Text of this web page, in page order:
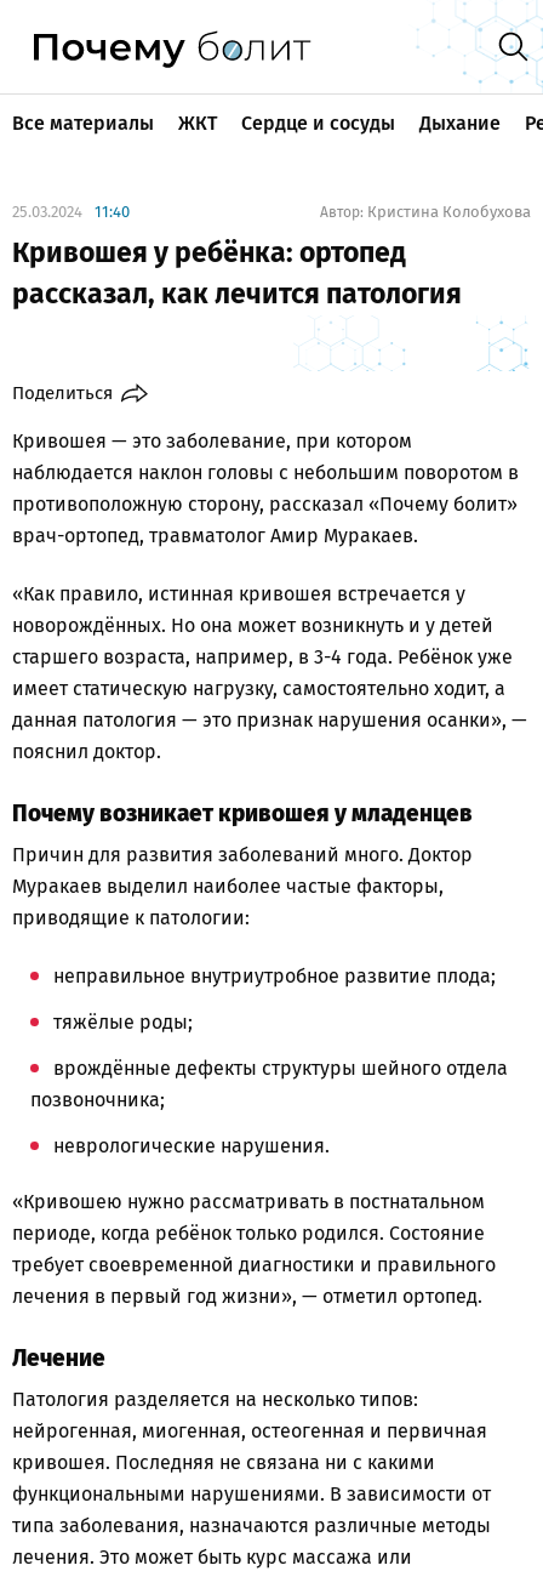
Все материалы ЖКТ Сердце и сосуды Дыхание
25.03.2024 11:40 Автор: Кристина Колобухова
Кривошея у ребёнка: ортопед
рассказал, как лечится патология
Поделиться
Кривошея — это заболевание, при котором
наблюдается наклон головы с небольшим поворотом в
противоположную сторону, рассказал «Почему болит»
врач-ортопед, травматолог Амир Муракаев.
«Как правило, истинная кривошея встречается у
новорождённых. Но она может возникнуть и у детей
старшего возраста, например, в 3-4 года. Ребёнок уже
имеет статическую нагрузку, самостоятельно ходит, а
данная патология — это признак нарушения осанки», —
пояснил доктор.
Почему возникает кривошея у младенцев
Причин для развития заболеваний много. Доктор
Муракаев выделил наиболее частые факторы,
приводящие к патологии:
неправильное внутриутробное развитие плода;
тяжёлые роды;
врождённые дефекты структуры шейного отдела
позвоночника;
неврологические нарушения.
«Кривошею нужно рассматривать в постнатальном
периоде, когда ребёнок только родился. Состояние
требует своевременной диагностики и правильного
лечения в первый год жизни», — отметил ортопед.
Лечение
Патология разделяется на несколько типов:
нейрогенная, миогенная, остеогенная и первичная
кривошея. Последняя не связана ни с какими
функциональными нарушениями. В зависимости от
типа заболевания, назначаются различные методы
лечения. Это может быть курс массажа или